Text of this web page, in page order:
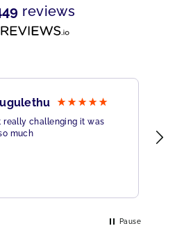
reviews
really challenging it was
much
Pause